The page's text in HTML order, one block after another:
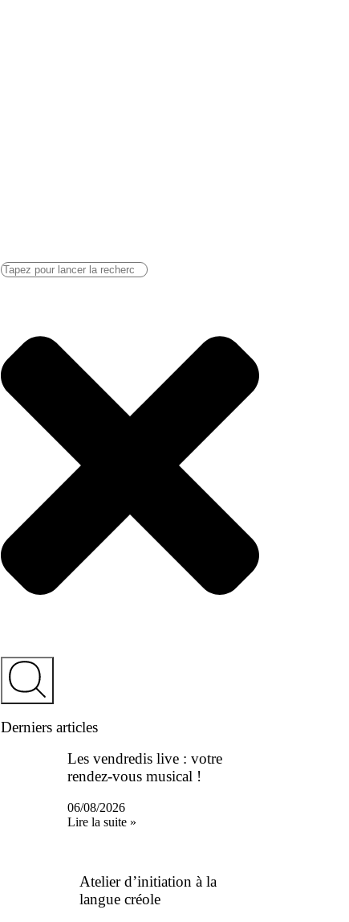
Derniers articles
Les vendredis live : votre
rendez-vous musical !
06/08/2026
Lire la suite »
Atelier d’initiation à la
langue créole